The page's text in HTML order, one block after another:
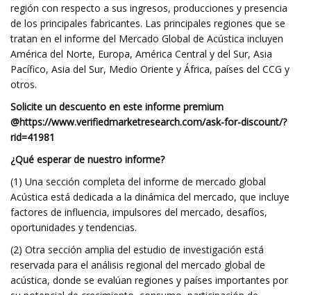
región con respecto a sus ingresos, producciones y presencia
de los principales fabricantes. Las principales regiones que se
tratan en el informe del Mercado Global de Acústica incluyen
América del Norte, Europa, América Central y del Sur, Asia
Pacífico, Asia del Sur, Medio Oriente y África, países del CCG y
otros.
Solicite un descuento en este informe premium
@https://www.verifiedmarketresearch.com/ask-for-discount/?
rid=41981
¿Qué esperar de nuestro informe?
(1) Una sección completa del informe de mercado global
Acústica está dedicada a la dinámica del mercado, que incluye
factores de influencia, impulsores del mercado, desafíos,
oportunidades y tendencias.
(2) Otra sección amplia del estudio de investigación está
reservada para el análisis regional del mercado global de
acústica, donde se evalúan regiones y países importantes por